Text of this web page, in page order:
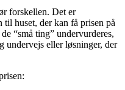
forskellen. Det er
til huset, der kan få prisen på
“små ting” undervurderes,
undervejs eller løsninger, der